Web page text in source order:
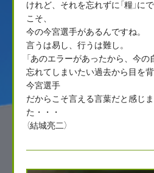
けれど、それを忘れずに「糧」に
こそ、
今の今宮選手があるんですね。
言うは易し、行うは難し。
「あのエラーがあったから、今の
忘れてしまいたい過去から目を
今宮選手
だからこそ言える言葉だと感じ
た・・・
（結城亮二）